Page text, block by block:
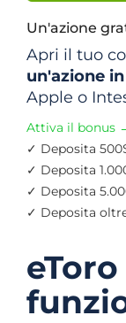
Un'azione
Apri il tuo
un'azione
Apple o
Attiva il bonus
✓ Deposita
✓ Deposita
✓ Deposita
✓ Deposita